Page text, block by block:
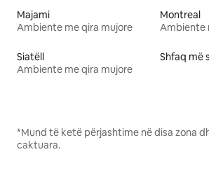
Majami
Ambiente me qira mujore
Montreal
Ambiente
Siatëll
Ambiente me qira mujore
Shfaq më
*Mund të ketë përjashtime në disa zona
caktuara.